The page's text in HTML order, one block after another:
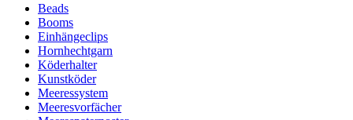
Beads
Booms
Einhängeclips
Hornhechtgarn
Köderhalter
Kunstköder
Meeressystem
Meeresvorfächer